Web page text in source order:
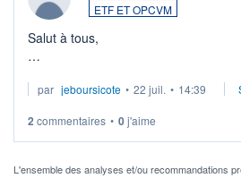
ETF ET OPCVM
Salut à tous,
via un ETF plutôt que des actions
Idéalement, je voudrais qu'il soit
Pour l' ...
par jeboursicote • 22 juil. • 14:39
2 commentaires • 0j'aime
L'ensemble des analyses et/ou recommandations